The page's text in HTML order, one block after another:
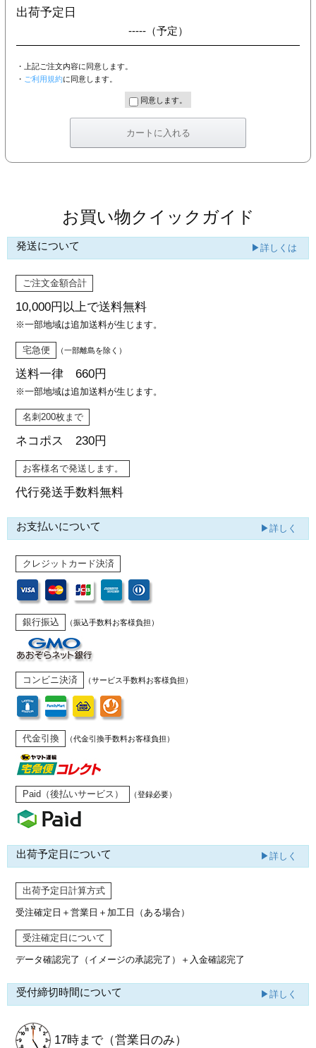
リーブ
出荷予定日
-----（予定）
・上記ご注文内容に同意します。
・ ご利用規約に同意します。
同意します。
お買い物クイックガイド
発送について ▶詳しくは
ご注文金額合計
10,000円以上で送料無料
※一部地域は追加送料が生じます。
宅急便 （一部離島を除く）
送料一律 660円
※一部地域は追加送料が生じます。
名刺200枚まで
ネコポス 230円
お客様名で発送します。
代行発送手数料無料
お支払いについて ▶詳しく
クレジットカード決済
銀行振込 （振込手数料お客様負担）
コンビニ決済 （サービス手数料お客様負担）
代金引換 （代金引換手数料お客様負担）
Paid（後払いサービス） （登録必要）
出荷予定日について ▶詳しく
出荷予定日計算方式
受注確定日＋営業日＋加工日（ある場合）
受注確定日について
データ確認完了（イメージの承認完了） ＋入金確認完了
受付締切時間について ▶詳しく
17時まで （営業日のみ）